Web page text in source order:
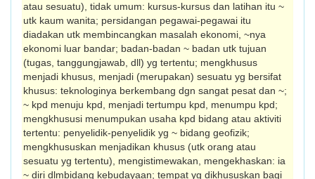
atau sesuatu), tidak umum: kursus-kursus dan latihan itu ~
utk kaum wanita; persidangan pegawai-pegawai itu
diadakan utk membincangkan masalah ekonomi, ~nya
ekonomi luar bandar; badan-badan ~ badan utk tujuan
(tugas, tanggungjawab, dll) yg tertentu; mengkhusus
menjadi khusus, menjadi (merupakan) sesuatu yg bersifat
khusus: teknologinya berkembang dgn sangat pesat dan ~;
~ kpd menuju kpd, menjadi tertumpu kpd, menumpu kpd;
mengkhususi menumpukan usaha kpd bidang atau aktiviti
tertentu: penyelidik-penyelidik yg ~ bidang geofizik;
mengkhususkan menjadikan khusus (utk orang atau
sesuatu yg tertentu), mengis­timewakan, mengekhaskan: ia
~ diri dlmbidang kebudayaan; tempat yg dikhususkan bagi